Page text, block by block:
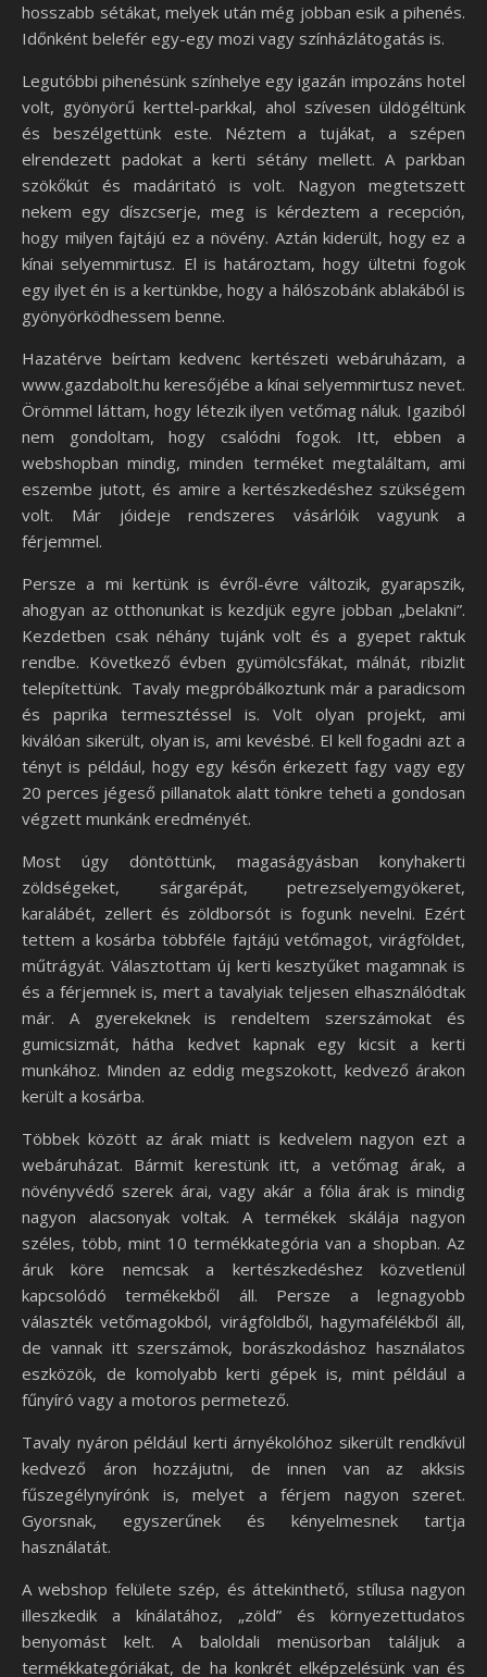
hosszabb sétákat, melyek után még jobban esik a pihenés.
Időnként belefér egy-egy mozi vagy színházlátogatás is.
Legutóbbi pihenésünk színhelye egy igazán impozáns hotel
volt, gyönyörű kerttel-parkkal, ahol szívesen üldögéltünk
és beszélgettünk este. Néztem a tujákat, a szépen
elrendezett padokat a kerti sétány mellett. A parkban
szökőkút és madáritató is volt. Nagyon megtetszett
nekem egy díszcserje, meg is kérdeztem a recepción,
hogy milyen fajtájú ez a növény. Aztán kiderült, hogy ez a
kínai selyemmirtusz. El is határoztam, hogy ültetni fogok
egy ilyet én is a kertünkbe, hogy a hálószobánk ablakából is
gyönyörködhessem benne.
Hazatérve beírtam kedvenc kertészeti webáruházam, a
www.gazdabolt.hu keresőjébe a kínai selyemmirtusz nevet.
Örömmel láttam, hogy létezik ilyen vetőmag náluk. Igaziból
nem gondoltam, hogy csalódni fogok. Itt, ebben a
webshopban mindig, minden terméket megtaláltam, ami
eszembe jutott, és amire a kertészkedéshez szükségem
volt. Már jóideje rendszeres vásárlóik vagyunk a
férjemmel.
Persze a mi kertünk is évről-évre változik, gyarapszik,
ahogyan az otthonunkat is kezdjük egyre jobban „belakni”.
Kezdetben csak néhány tujánk volt és a gyepet raktuk
rendbe. Következő évben gyümölcsfákat, málnát, ribizlit
telepítettünk. Tavaly megpróbálkoztunk már a paradicsom
és paprika termesztéssel is. Volt olyan projekt, ami
kiválóan sikerült, olyan is, ami kevésbé. El kell fogadni azt a
tényt is például, hogy egy későn érkezett fagy vagy egy
20 perces jégeső pillanatok alatt tönkre teheti a gondosan
végzett munkánk eredményét.
Most úgy döntöttünk, magaságyásban konyhakerti
zöldségeket, sárgarépát, petrezselyemgyökeret,
karalábét, zellert és zöldborsót is fogunk nevelni. Ezért
tettem a kosárba többféle fajtájú vetőmagot, virágföldet,
műtrágyát. Választottam új kerti kesztyűket magamnak is
és a férjemnek is, mert a tavalyiak teljesen elhasználódtak
már. A gyerekeknek is rendeltem szerszámokat és
gumicsizmát, hátha kedvet kapnak egy kicsit a kerti
munkához. Minden az eddig megszokott, kedvező árakon
került a kosárba.
Többek között az árak miatt is kedvelem nagyon ezt a
webáruházat. Bármit kerestünk itt, a vetőmag árak, a
növényvédő szerek árai, vagy akár a fólia árak is mindig
nagyon alacsonyak voltak. A termékek skálája nagyon
széles, több, mint 10 termékkategória van a shopban. Az
áruk köre nemcsak a kertészkedéshez közvetlenül
kapcsolódó termékekből áll. Persze a legnagyobb
választék vetőmagokból, virágföldből, hagymafélékből áll,
de vannak itt szerszámok, borászkodáshoz használatos
eszközök, de komolyabb kerti gépek is, mint például a
fűnyíró vagy a motoros permetező.
Tavaly nyáron például kerti árnyékolóhoz sikerült rendkívül
kedvező áron hozzájutni, de innen van az akksis
fűszegélynyírónk is, melyet a férjem nagyon szeret.
Gyorsnak, egyszerűnek és kényelmesnek tartja
használatát.
A webshop felülete szép, és áttekinthető, stílusa nagyon
illeszkedik a kínálatához, „zöld” és környezettudatos
benyomást kelt. A baloldali menüsorban találjuk a
termékkategóriákat, de ha konkrét elképzelésünk van és